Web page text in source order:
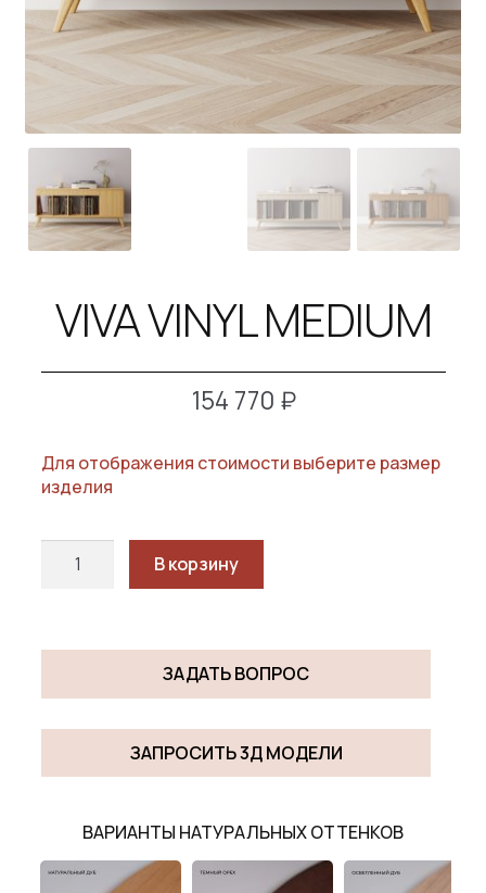
B2B
КОНТАКТЫ
VIVA VINYL MEDIUM
154 770 ₽
Для отображения стоимости выберите размер
изделия
Количество
В корзину
ЗАДАТЬ ВОПРОС
ЗАПРОСИТЬ 3Д МОДЕЛИ
ВАРИАНТЫ НАТУРАЛЬНЫХ ОТТЕНКОВ